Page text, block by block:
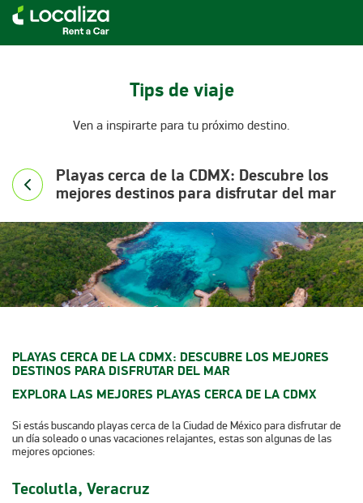
RENTA DE AUTOS LOCALIZA
Tips de viaje
Ven a inspirarte para tu próximo destino.
Playas cerca de la CDMX: Descubre los
mejores destinos para disfrutar del mar
PLAYAS CERCA DE LA CDMX: DESCUBRE LOS MEJORES
DESTINOS PARA DISFRUTAR DEL MAR
EXPLORA LAS MEJORES PLAYAS CERCA DE LA CDMX
Si estás buscando playas cerca de la Ciudad de México para disfrutar de
un día soleado o unas vacaciones relajantes, estas son algunas de las
mejores opciones:
Tecolutla, Veracruz